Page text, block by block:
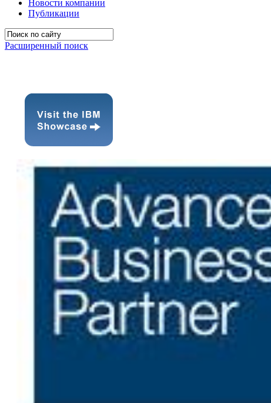
Новости компании
Публикации
Расширенный поиск